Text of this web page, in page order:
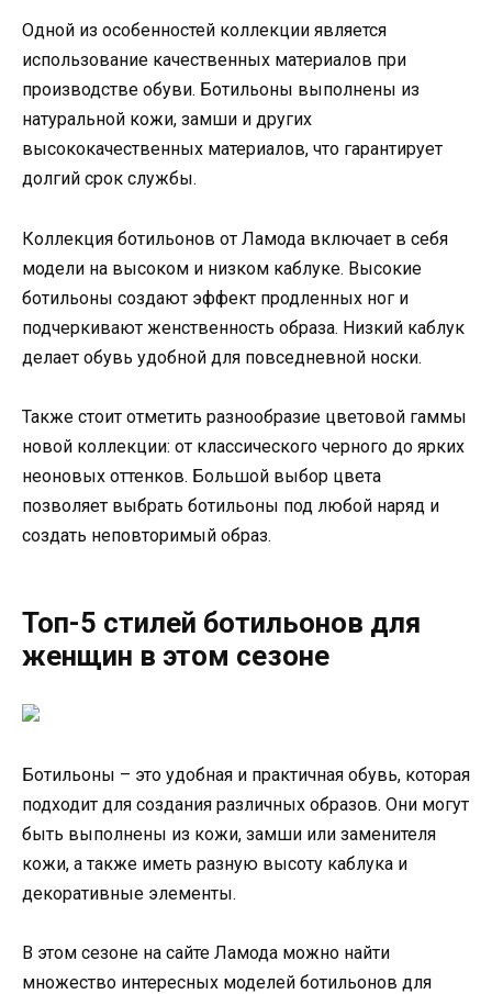
Одной из особенностей коллекции является
использование качественных материалов при
производстве обуви. Ботильоны выполнены из
натуральной кожи, замши и других
высококачественных материалов, что гарантирует
долгий срок службы.
Коллекция ботильонов от Ламода включает в себя
модели на высоком и низком каблуке. Высокие
ботильоны создают эффект продленных ног и
подчеркивают женственность образа. Низкий каблук
делает обувь удобной для повседневной носки.
Также стоит отметить разнообразие цветовой гаммы
новой коллекции: от классического черного до ярких
неоновых оттенков. Большой выбор цвета
позволяет выбрать ботильоны под любой наряд и
создать неповторимый образ.
Топ-5 стилей ботильонов для
женщин в этом сезоне
Ботильоны – это удобная и практичная обувь, которая
подходит для создания различных образов. Они могут
быть выполнены из кожи, замши или заменителя
кожи, а также иметь разную высоту каблука и
декоративные элементы.
В этом сезоне на сайте Ламода можно найти
множество интересных моделей ботильонов для